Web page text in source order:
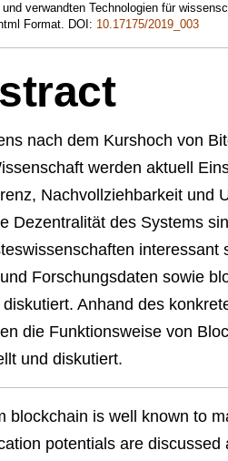
und verwandten Technologien für
Format. DOI: 10.17175/2019_003
nach dem Kurshoch von
werden aktuell
Nachvollziehbarkeit und
Dezentralität des Systems
Forschungsdaten sowie
diskutiert. Anhand des
die Funktionsweise von
und diskutiert.
blockchain is well known to
potentials are